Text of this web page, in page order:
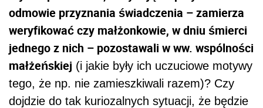
odmowie przyznania świadczenia – zamierza
weryfikować czy małżonkowie, w dniu śmierci
jednego z nich – pozostawali w ww. wspólności
małżeńskiej (i jakie były ich uczuciowe motywy
tego, że np. nie zamieszkiwali razem)? Czy
dojdzie do tak kuriozalnych sytuacji, że będzie